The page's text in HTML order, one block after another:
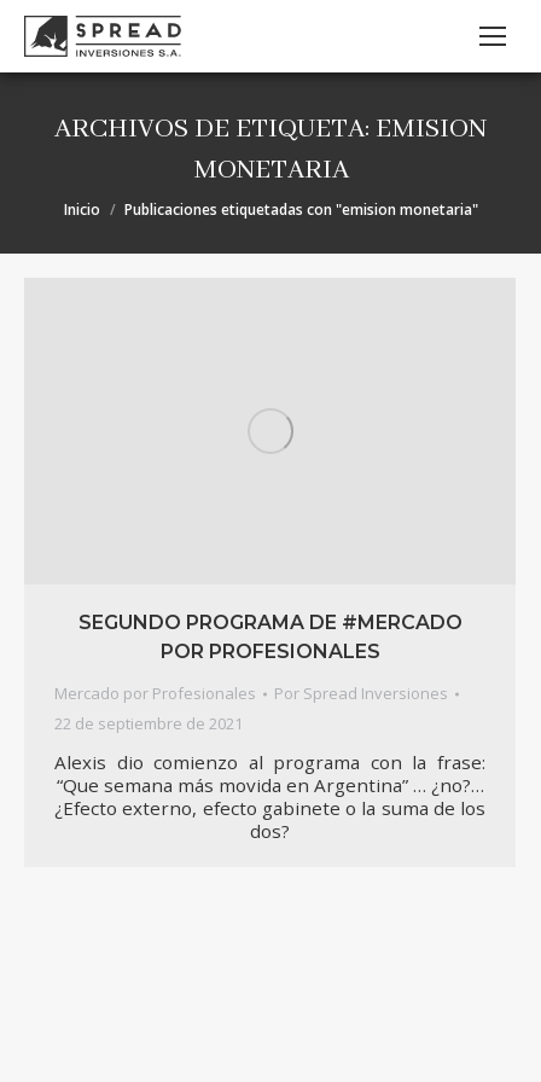
ARCHIVOS DE ETIQUETA: EMISION
MONETARIA
Estás aquí:
Inicio Publicaciones etiquetadas con "emision monetaria"
SEGUNDO PROGRAMA DE #MERCADO
POR PROFESIONALES
Mercado por Profesionales Por Spread Inversiones
22 de septiembre de 2021
Alexis dio comienzo al programa con la frase:
“Que semana más movida en Argentina” … ¿no?…
¿Efecto externo, efecto gabinete o la suma de los
dos?